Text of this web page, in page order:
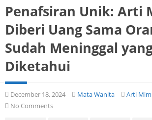
Penafsiran Unik: Arti
Diberi Uang Sama
Sudah Meninggal
Diketahui
December 18, 2024 Mata Wanita
Arti
No Comments